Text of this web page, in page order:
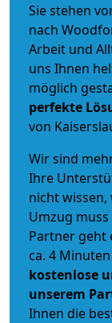
Sie stehen
nach
Arbeit und
uns Ihnen
möglich
perfekte
von
Wir sind
Ihre
nicht wissen,
Umzug
Partner geht
ca. 4
kostenlose
unserem
Ihnen die